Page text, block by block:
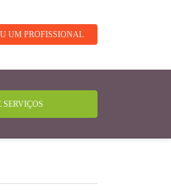
UM PROFISSIONAL